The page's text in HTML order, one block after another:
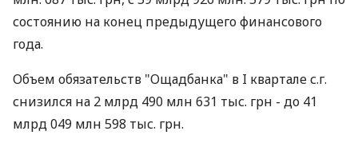
состоянию на конец предыдущего финансового
года.
Объем обязательств "Ощадбанка" в I квартале с.г.
снизился на 2 млрд 490 млн 631 тыс. грн - до 41
млрд 049 млн 598 тыс. грн.